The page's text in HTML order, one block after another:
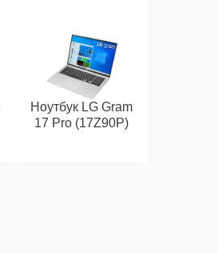
Ноутбук LG Gram
17 Pro (17Z90P)